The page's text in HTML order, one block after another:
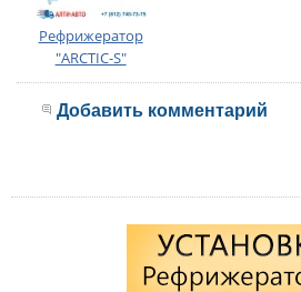
Рефрижератор
"ARCTIC-S"
Добавить комментарий